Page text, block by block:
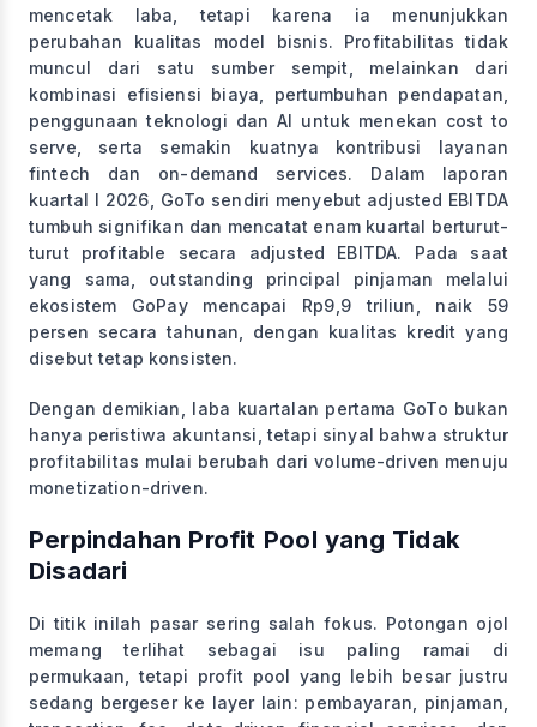
mencetak laba, tetapi karena ia menunjukkan
perubahan kualitas model bisnis. Profitabilitas tidak
muncul dari satu sumber sempit, melainkan dari
kombinasi efisiensi biaya, pertumbuhan pendapatan,
penggunaan teknologi dan AI untuk menekan cost to
serve, serta semakin kuatnya kontribusi layanan
fintech dan on-demand services. Dalam laporan
kuartal I 2026, GoTo sendiri menyebut adjusted EBITDA
tumbuh signifikan dan mencatat enam kuartal berturut-
turut profitable secara adjusted EBITDA. Pada saat
yang sama, outstanding principal pinjaman melalui
ekosistem GoPay mencapai Rp9,9 triliun, naik 59
persen secara tahunan, dengan kualitas kredit yang
disebut tetap konsisten.
Dengan demikian, laba kuartalan pertama GoTo bukan
hanya peristiwa akuntansi, tetapi sinyal bahwa struktur
profitabilitas mulai berubah dari volume-driven menuju
monetization-driven.
Perpindahan Profit Pool yang Tidak
Disadari
Di titik inilah pasar sering salah fokus. Potongan ojol
memang terlihat sebagai isu paling ramai di
permukaan, tetapi profit pool yang lebih besar justru
sedang bergeser ke layer lain: pembayaran, pinjaman,